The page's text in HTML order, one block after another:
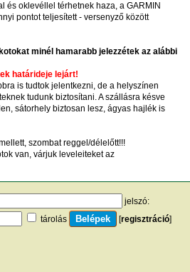
és oklevéllel térhetnek haza, a GARMIN
pontot teljesített - versenyző között
minél hamarabb jelezzétek az alábbi
határideje lejárt!
is tudtok jelentkezni, de a helyszínen
tudunk biztosítani. A szállásra késve
sátorhely biztosan lesz, ágyas hajlék is
szombat reggel/délelőtt!!!
van, várjuk leveleiteket az
jelszó:
tárolás
[regisztráció]